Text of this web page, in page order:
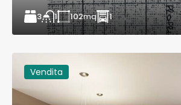
3 1 102mq 1
Vendita